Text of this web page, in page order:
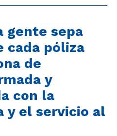
gente sepa
cada póliza
de
y
con la
y el servicio al